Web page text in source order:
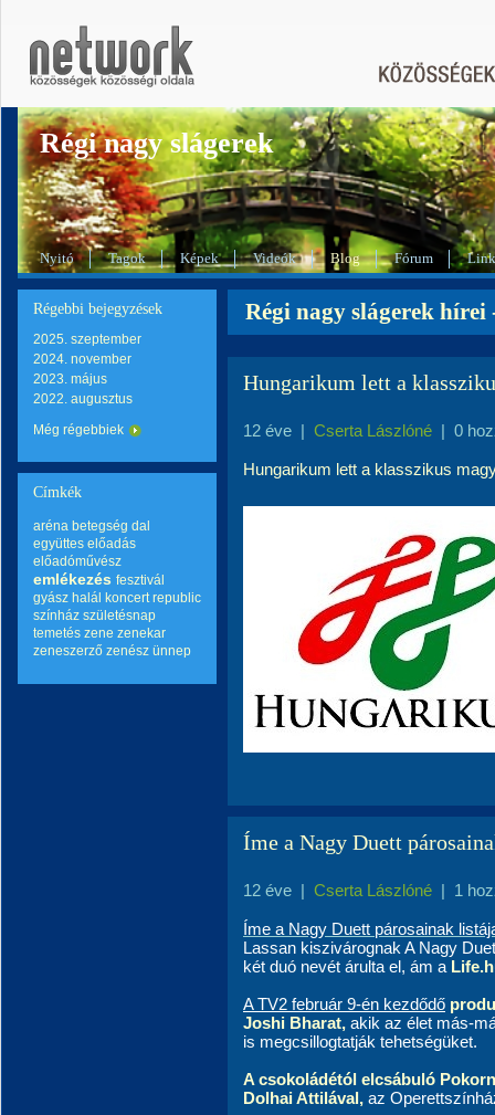
Régi nagy slágerek
Nyitó Tagok Képek Videók Blog Fórum
Régebbi bejegyzések
2025. szeptember
2024. november
2023. május
2022. augusztus
Még régebbiek
Címkék
aréna betegség dal
együttes előadás
előadóművész
emlékezés fesztivál
gyász halál koncert republic
színház születésnap
temetés zene zenekar
zeneszerző zenész ünnep
Régi nagy slágerek
Hungarikum lett a
12 éve | Cserta Lászlóné | 0
Hungarikum lett a klasszikus
Íme a Nagy Duett
12 éve | Cserta Lászlóné | 1
Íme a Nagy Duett párosainak
Lassan kiszivárognak A Nagy
két duó nevét árulta el, ám a
A TV2 február 9-én kezdődő
Joshi Bharat, akik az élet más-
is megcsillogtatják tehetségüket.
A csokoládétól elcsábuló
Dolhai Attilával, az